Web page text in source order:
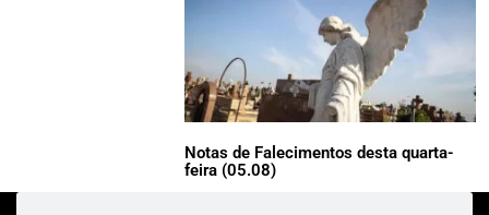
Notas de Falecimentos desta quarta-
feira (05.08)